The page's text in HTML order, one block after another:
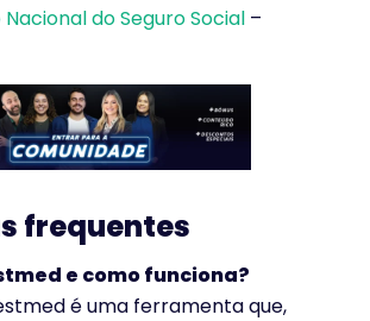
do Seguro Social –
frequentes
e como funciona?
é uma ferramenta que,